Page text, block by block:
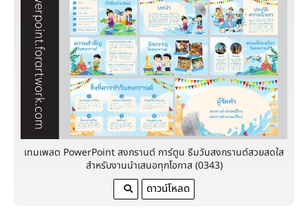
เทมเพลต PowerPoint สงกรานต์ การ์ตูน ธีมวันสงกรานต์สวยสดใส
สำหรับงานนำเสนอทุกโอกาส (0343)
ดาวน์โหลด